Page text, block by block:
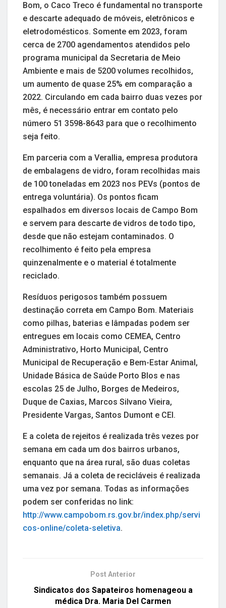
Bom, o Caco Treco é fundamental no transporte
e descarte adequado de móveis, eletrônicos e
eletrodomésticos. Somente em 2023, foram
cerca de 2700 agendamentos atendidos pelo
programa municipal da Secretaria de Meio
Ambiente e mais de 5200 volumes recolhidos,
um aumento de quase 25% em comparação a
2022. Circulando em cada bairro duas vezes por
mês, é necessário entrar em contato pelo
número 51 3598-8643 para que o recolhimento
seja feito.
Em parceria com a Verallia, empresa produtora
de embalagens de vidro, foram recolhidas mais
de 100 toneladas em 2023 nos PEVs (pontos de
entrega voluntária). Os pontos ficam
espalhados em diversos locais de Campo Bom
e servem para descarte de vidros de todo tipo,
desde que não estejam contaminados. O
recolhimento é feito pela empresa
quinzenalmente e o material é totalmente
reciclado.
Resíduos perigosos também possuem
destinação correta em Campo Bom. Materiais
como pilhas, baterias e lâmpadas podem ser
entregues em locais como CEMEA, Centro
Administrativo, Horto Municipal, Centro
Municipal de Recuperação e Bem-Estar Animal,
Unidade Básica de Saúde Porto Blos e nas
escolas 25 de Julho, Borges de Medeiros,
Duque de Caxias, Marcos Silvano Vieira,
Presidente Vargas, Santos Dumont e CEI.
E a coleta de rejeitos é realizada três vezes por
semana em cada um dos bairros urbanos,
enquanto que na área rural, são duas coletas
semanais. Já a coleta de recicláveis é realizada
uma vez por semana. Todas as informações
podem ser conferidas no link:
http://www.campobom.rs.gov.br/index.php/servi
cos-online/coleta-seletiva.
Post Anterior
Sindicatos dos Sapateiros homenageou a
médica Dra. Maria Del Carmen